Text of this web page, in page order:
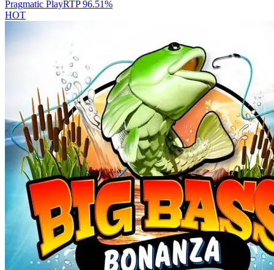
Pragmatic PlayRTP96.51%
HOT